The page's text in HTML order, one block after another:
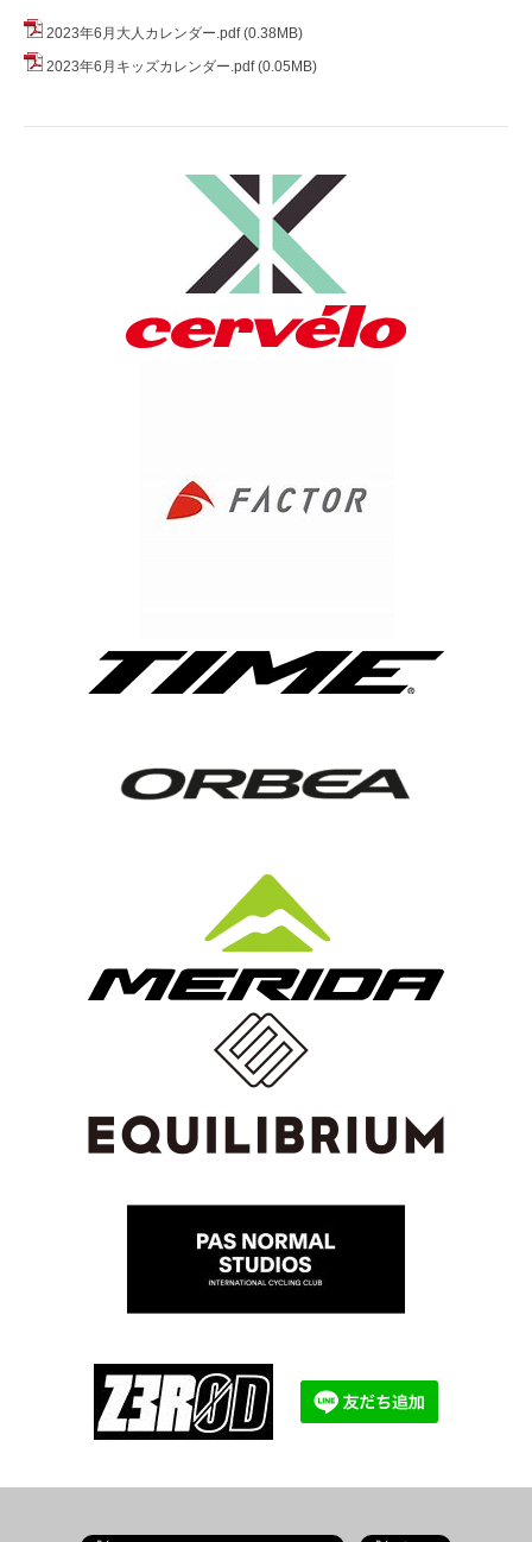
2023年6月大人カレンダー.pdf (0.38MB)
2023年6月キッズカレンダー.pdf (0.05MB)